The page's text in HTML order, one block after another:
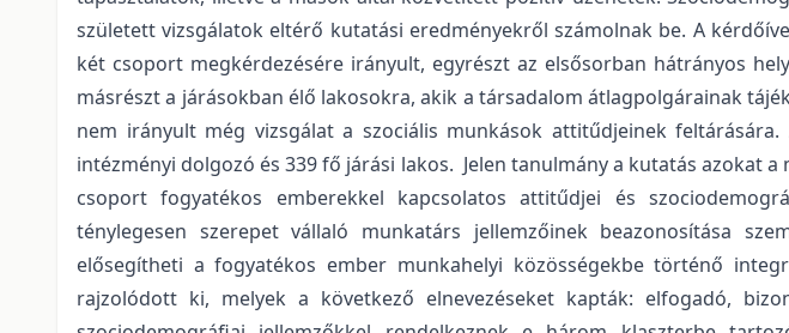
született vizsgálatok eltérő kutatási eredményekről számolnak be. A
két csoport megkérdezésére irányult, egyrészt az elsősorban hátrányos
másrészt a járásokban élő lakosokra, akik a társadalom átlagpolgárainak
nem irányult még vizsgálat a szociális munkások attitűdjeinek
intézményi dolgozó és 339 fő járási lakos. Jelen tanulmány a kutatás azokat
csoport fogyatékos emberekkel kapcsolatos attitűdjei és
ténylegesen szerepet vállaló munkatárs jellemzőinek beazonosítása
elősegítheti a fogyatékos ember munkahelyi közösségekbe történő
rajzolódott ki, melyek a következő elnevezéseket kapták: elfogadó,